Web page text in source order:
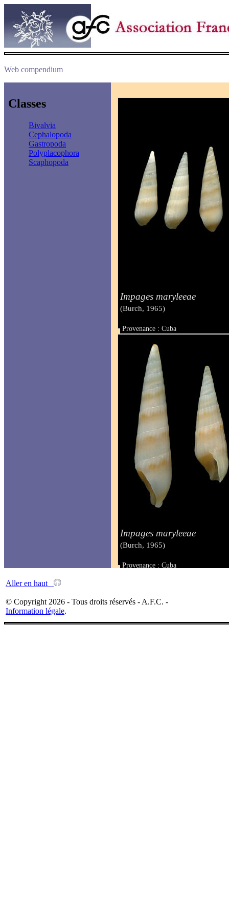
Web compendium
Classes
Bivalvia
Cephalopoda
Gastropoda
Polyplacophora
Scaphopoda
Impages maryleeae
(Burch, 1965)
Provenance : Cuba
Taille : 9.00 - 13.00 mm
Impages maryleeae
(Burch, 1965)
Provenance : Cuba
Aller en haut
© Copyright 2026 - Tous droits réservés - A.F.C. -
Information légale.